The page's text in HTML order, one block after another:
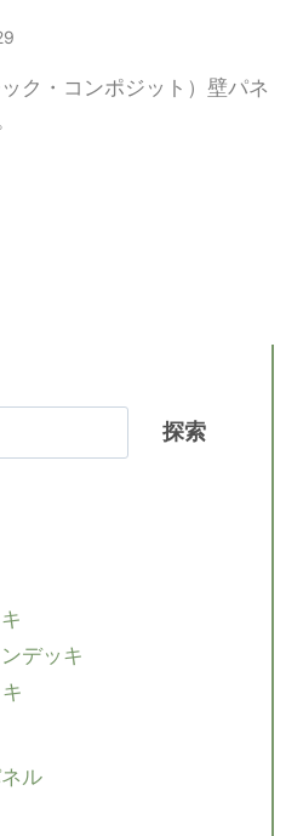
ク・コンポジット）壁パネ
探索
デッキ
ル